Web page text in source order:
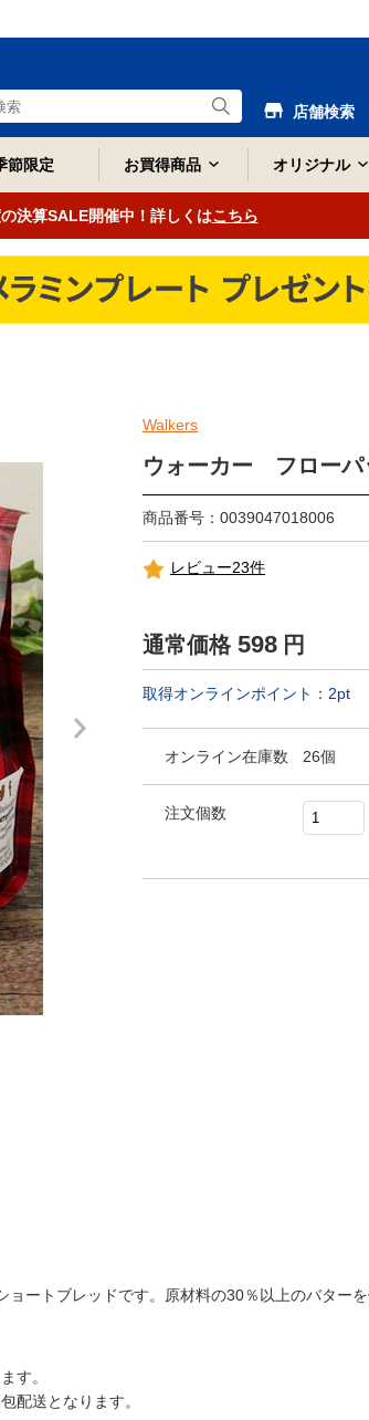
店舗検索
節限定 お買得商品 オリジナル
決算SALE開催中！詳しくはこちら
Walkers
ウォーカー フロー
商品番号：0039047018006
レビュー23件
通常価格 598 円
取得オンラインポイント： 2pt
オンライン在庫数 26個
注文個数
ートブレッドです。原材料の30％以上のバター
す。
配送となります。